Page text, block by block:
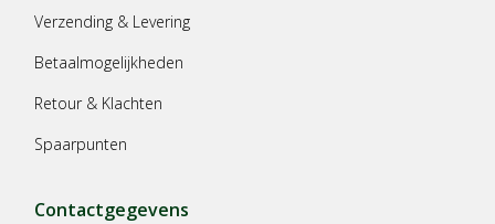
Verzending & Levering
Betaalmogelijkheden
Retour & Klachten
Spaarpunten
Contactgegevens